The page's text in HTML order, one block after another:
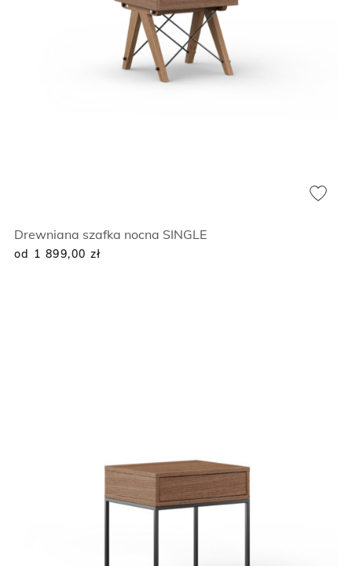
Drewniana szafka nocna SINGLE
od 1 899,00 zł